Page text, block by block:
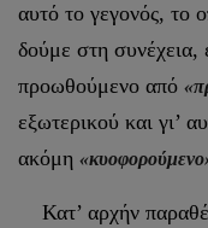
αυτό το γεγονός, το
δούμε στη συνέχεια,
προωθούμενο από
εξωτερικού και γι’
ακόμη
Κατ’ αρχήν